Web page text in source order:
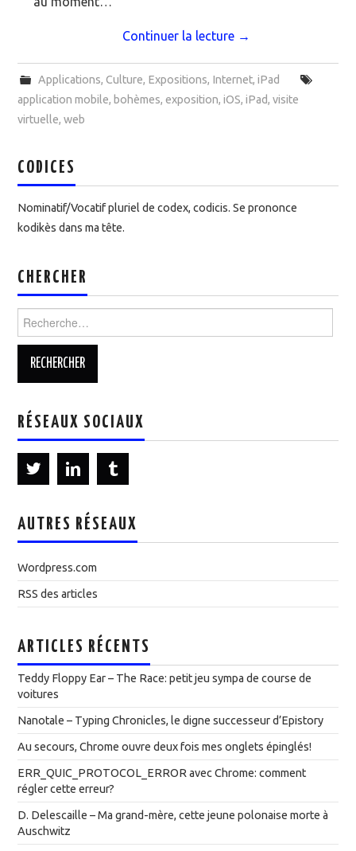
Continuer la lecture →
Applications, Culture, Expositions, Internet, iPad
application mobile, bohèmes,exposition,iOS,iPad,visite
virtuelle,web
CODICES
Nominatif/Vocatif pluriel de codex, codicis. Se prononce
kodikès dans ma tête.
CHERCHER
Rechercher :
RÉSEAUX SOCIAUX
AUTRES RÉSEAUX
Wordpress.com
RSS des articles
ARTICLES RÉCENTS
Teddy Floppy Ear – The Race: petit jeu sympa de course de
voitures
Nanotale – Typing Chronicles, le digne successeur d’Epistory
Au secours, Chrome ouvre deux fois mes onglets épinglés!
ERR_QUIC_PROTOCOL_ERROR avec Chrome: comment
régler cette erreur?
D. Delescaille – Ma grand-mère, cette jeune polonaise morte à
Auschwitz